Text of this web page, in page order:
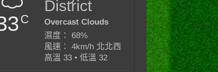
C
District
Overcast Clouds
濕度： 68%
風速： 4km/h 北北西
高溫 33 • 低溫 32